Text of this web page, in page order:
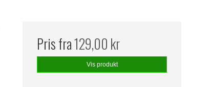
Pris fra129,00 kr
Vis produkt